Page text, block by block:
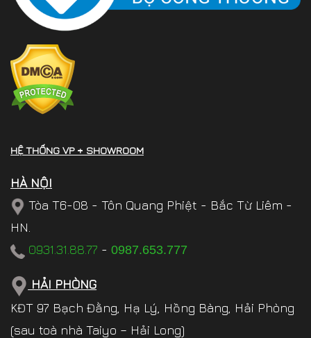
HỆ THỐNG VP + SHOWROOM
HÀ NỘI
Tòa T6-08 - Tôn Quang Phiệt - Bắc Từ Liêm -
HN.
0931.31.88.77 - 0987.653.777
HẢI PHÒNG
KĐT 97 Bạch Đằng, Hạ Lý, Hồng Bàng, Hải Phòng
(sau toà nhà Taiyo – Hải Long)